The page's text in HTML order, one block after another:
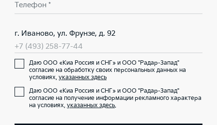
Телефон *
г. Иваново, ул. Фрунзе, д. 92
+7 (493) 258-77-44
Даю ООО «Киа Россия и СНГ» и ООО "Радар-Запад"
согласие на обработку своих персональных данных на
условиях, указанных здесь
Даю ООО «Киа Россия и СНГ» и ООО "Радар-Запад"
согласие на получение информации рекламного характера
на условиях, указанных здесь.